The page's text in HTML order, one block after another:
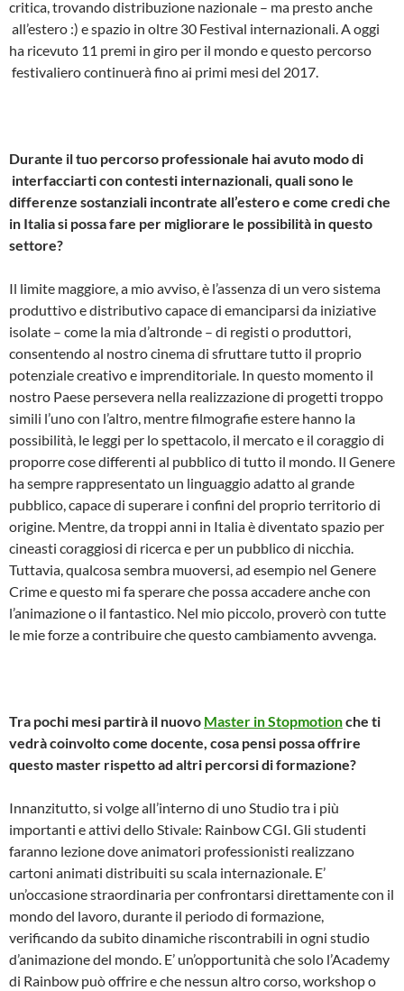
critica, trovando distribuzione nazionale – ma presto anche
all’estero :)­ e spazio in oltre 30 Festival internazionali. A oggi
ha ricevuto 11 premi in giro per il mondo e questo percorso
festivaliero continuerà fino ai primi mesi del 2017.
Durante il tuo percorso professionale hai avuto modo di
interfacciarti con contesti internazionali, quali sono le
differenze sostanziali incontrate all’estero e come credi che
in Italia si possa fare per migliorare le possibilità in questo
settore?
Il limite maggiore, a mio avviso, è l’assenza di un vero sistema
produttivo e distributivo capace di emanciparsi da iniziative
isolate – come la mia d’altronde – di registi o produttori,
consentendo al nostro cinema di sfruttare tutto il proprio
potenziale creativo e imprenditoriale. In questo momento il
nostro Paese persevera nella realizzazione di progetti troppo
simili l’uno con l’altro, mentre filmografie estere hanno la
possibilità, le leggi per lo spettacolo, il mercato e il coraggio di
proporre cose differenti al pubblico di tutto il mondo. Il Genere
ha sempre rappresentato un linguaggio adatto al grande
pubblico, capace di superare i confini del proprio territorio di
origine. Mentre, da troppi anni in Italia è diventato spazio per
cineasti coraggiosi di ricerca e per un pubblico di nicchia.
Tuttavia, qualcosa sembra muoversi, ad esempio nel Genere
Crime e questo mi fa sperare che possa accadere anche con
l’animazione o il fantastico. Nel mio piccolo, proverò con tutte
le mie forze a contribuire che questo cambiamento avvenga.
Tra pochi mesi partirà il nuovo Master in Stop­motionche ti
vedrà coinvolto come docente, cosa pensi possa offrire
questo master rispetto ad altri percorsi di formazione?
Innanzitutto, si volge all’interno di uno Studio tra i più
importanti e attivi dello Stivale: Rainbow CGI. Gli studenti
faranno lezione dove animatori professionisti realizzano
cartoni animati distribuiti su scala internazionale. E’
un’occasione straordinaria per confrontarsi direttamente con il
mondo del lavoro, durante il periodo di formazione,
verificando da subito dinamiche riscontrabili in ogni studio
d’animazione del mondo. E’ un’opportunità che solo l’Academy
di Rainbow può offrire e che nessun altro corso, workshop o